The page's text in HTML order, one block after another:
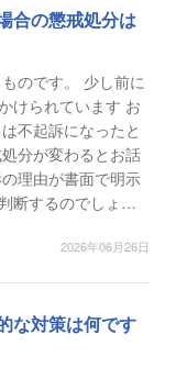
合の懲戒処分は
のです。 少し前に
けられています お
分が変わるとお話
断するのでしょう
2026年06月26日
な対策は何です